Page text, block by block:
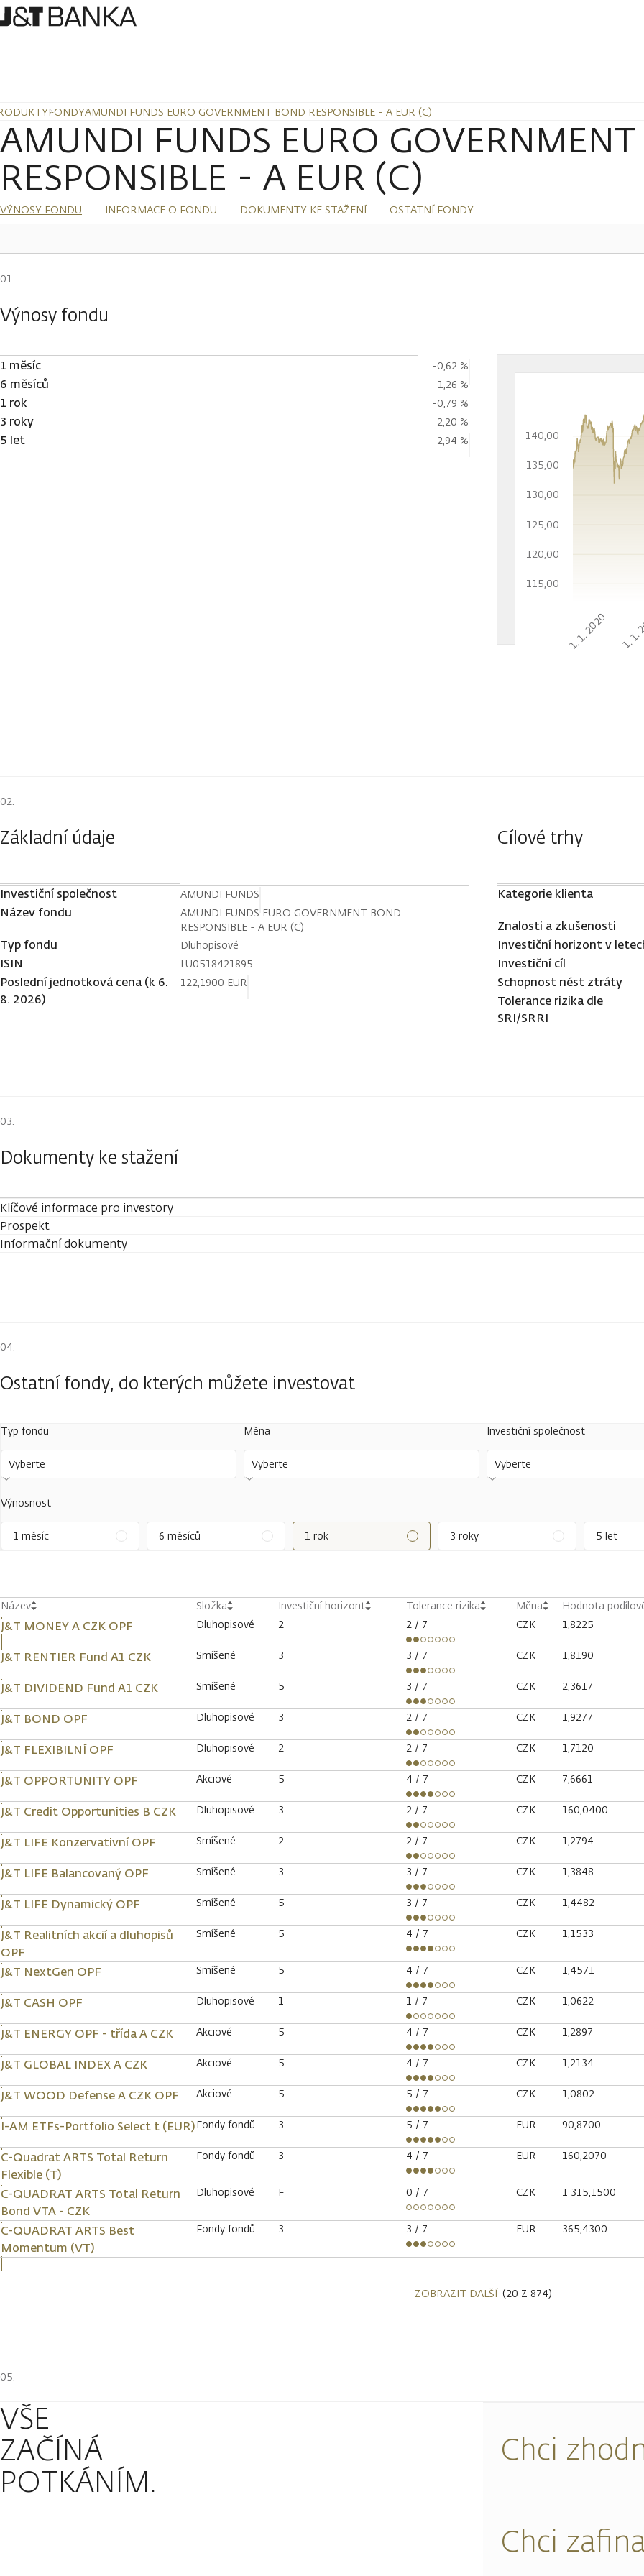
FONDYAMUNDI FUNDS EURO GOVERNMENT BOND RESPONSIBLE - A EUR (C)
AMUNDI FUNDS EURO
RESPONSIBLE - A EUR (C)
VÝNOSY FONDU INFORMACE O FONDU DOKUMENTY KE STAŽENÍ OSTATNÍ FONDY
Výnosy fondu
1 měsíc -0,62 %
6 měsíců -1,26 %
1 rok -0,79 %
3 roky 2,20 %
5 let -2,94 %
1. 1. 2020 1.
115,00
120,00
125,00
130,00
135,00
140,00
Základní údaje
Investiční společnost AMUNDI FUNDS
Název fondu
AMUNDI FUNDS EURO GOVERNMENT BOND
RESPONSIBLE - A EUR (C)
Typ fondu Dluhopisové
ISIN LU0518421895
Poslední jednotková cena (k 6.
8. 2026)
122,1900 EUR
Cílové trhy
Kategorie klienta
Znalosti a zkušenosti
Investiční horizont v
Investiční cíl
Schopnost nést ztráty
Tolerance rizika dle
SRI/SRRI
Dokumenty ke stažení
Klíčové informace pro investory
Prospekt
Informační dokumenty
Ostatní fondy, do kterých můžete investovat
Typ fondu
Vyberte
Měna
Vyberte
Investiční společnost
Vyberte
Výnosnost
1 měsíc 6 měsíců 1 rok 3 roky 5 let
Název Složka Investiční horizont Tolerance rizika Měna Hodnota
J&T MONEY A CZK OPF Dluhopisové 2 2 / 7 CZK 1,8225
J&T RENTIER Fund A1 CZK Smíšené 3 3 / 7 CZK 1,8190
J&T DIVIDEND Fund A1 CZK Smíšené 5 3 / 7 CZK 2,3617
J&T BOND OPF Dluhopisové 3 2 / 7 CZK 1,9277
J&T FLEXIBILNÍ OPF Dluhopisové 2 2 / 7 CZK 1,7120
J&T OPPORTUNITY OPF Akciové 5 4 / 7 CZK 7,6661
J&T Credit Opportunities B CZK Dluhopisové 3 2 / 7 CZK 160,0400
J&T LIFE Konzervativní OPF Smíšené 2 2 / 7 CZK 1,2794
J&T LIFE Balancovaný OPF Smíšené 3 3 / 7 CZK 1,3848
J&T LIFE Dynamický OPF Smíšené 5 3 / 7 CZK 1,4482
J&T Realitních akcií a dluhopisů
OPF
Smíšené 5 4 / 7 CZK 1,1533
J&T NextGen OPF Smíšené 5 4 / 7 CZK 1,4571
J&T CASH OPF Dluhopisové 1 1 / 7 CZK 1,0622
J&T ENERGY OPF - třída A CZK Akciové 5 4 / 7 CZK 1,2897
J&T GLOBAL INDEX A CZK Akciové 5 4 / 7 CZK 1,2134
J&T WOOD Defense A CZK OPF Akciové 5 5 / 7 CZK 1,0802
I-AM ETFs-Portfolio Select t (EUR)Fondy fondů 3 5 / 7 EUR 90,8700
C-Quadrat ARTS Total Return
Flexible (T)
Fondy fondů 3 4 / 7 EUR 160,2070
C-QUADRAT ARTS Total Return
Bond VTA - CZK
Dluhopisové F 0 / 7 CZK 1 315,1500
C-QUADRAT ARTS Best
Momentum (VT)
Fondy fondů 3 3 / 7 EUR 365,4300
ZOBRAZIT DALŠÍ (20 Z 874)
VŠE
ZAČÍNÁ
POTKÁNÍM.
Chci
Chci